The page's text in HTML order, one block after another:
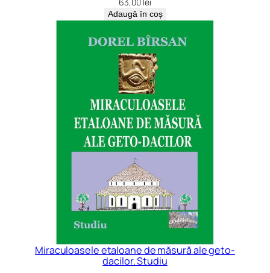
Adaugă în coș
Miraculoasele etaloane de măsură ale geto-
dacilor. Studiu